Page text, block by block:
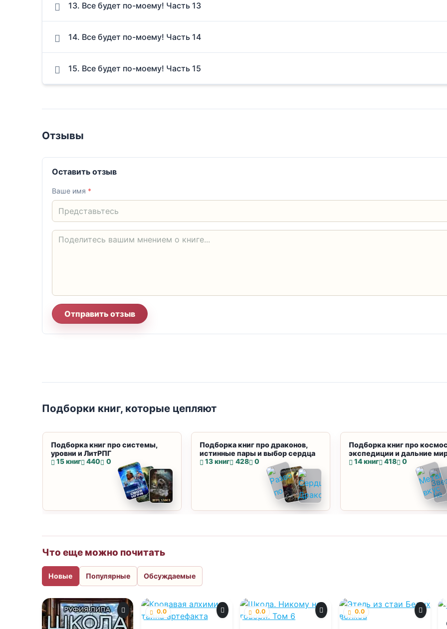
13. Все будет по-моему! Часть 13
14. Все будет по-моему! Часть 14
15. Все будет по-моему! Часть 15
Отзывы
Оставить отзыв
Ваше имя *
Отправить отзыв
Подборки книг, которые цепляют
Подборка книг про системы,
уровни и ЛитРПГ
15 книг 440 0
Подборка книг про драконов,
истинные пары и выбор сердца
13 книг 428 0
Подборка книг про
экспедиции и дальние
14 книг 418 0
Что еще можно почитать
Новые Популярные Обсуждаемые
0.0 0.0 0.0